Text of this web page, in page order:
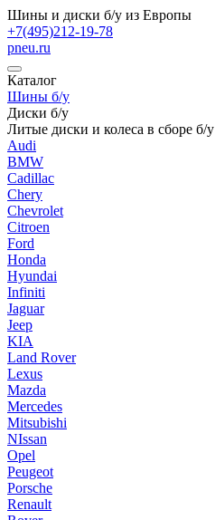
Шины и диски б/у из Европы
+7(495)212-19-78
pneu.ru
Каталог
Шины б/у
Диски б/у
Литые диски и колеса в сборе б/у
Audi
BMW
Cadillac
Chery
Chevrolet
Citroen
Ford
Honda
Hyundai
Infiniti
Jaguar
Jeep
KIA
Land Rover
Lexus
Mazda
Mercedes
Mitsubishi
NIssan
Opel
Peugeot
Porsche
Renault